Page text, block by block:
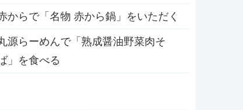
からで「名物 赤から鍋」をいただく
源らーめんで「熟成醤油野菜肉そ
」を食べる